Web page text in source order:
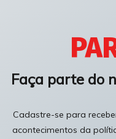
Faça parte do
Cadastre-se para
acontecimentos da